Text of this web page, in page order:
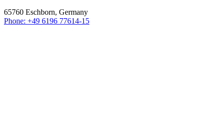
65760 Eschborn, Germany
Phone: +49 6196 77614-15